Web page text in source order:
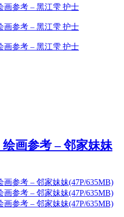
绘画参考 – 邻家妹妹